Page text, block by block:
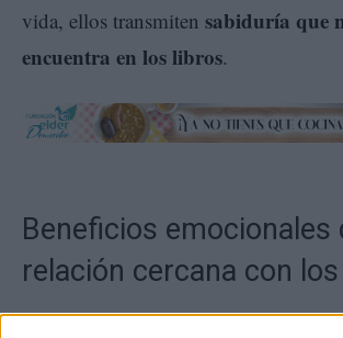
vida, ellos transmiten sabiduría que
encuentra en los libros.
Beneficios emocionales
relación cercana con